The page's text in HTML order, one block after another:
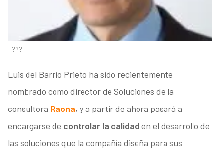
???
Luis del Barrio Prieto ha sido recientemente
nombrado como director de Soluciones de la
consultora Raona, y a partir de ahora pasará a
encargarse de controlar la calidad en el desarrollo de
las soluciones que la compañía diseña para sus